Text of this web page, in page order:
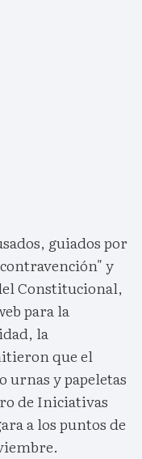
guiados por
y
Constitucional,
para la
la
que el
urnas y papeletas
de Iniciativas
a los puntos de